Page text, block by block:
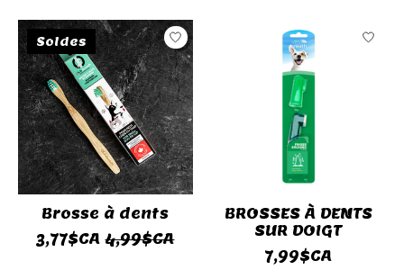
Soldes
Brosse à dents
3,77$CA 4,99$CA
BROSSES À DENTS
SUR DOIGT
7,99$CA